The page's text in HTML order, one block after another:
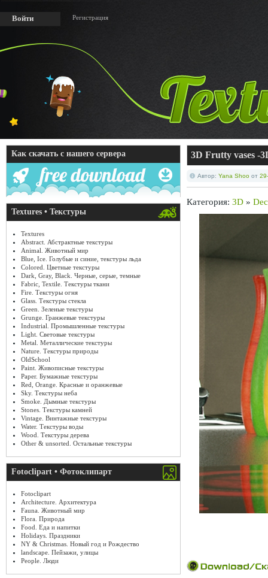
Войти Регистрация
Как скачать с нашего сервера
Textures • Текстуры
Textures
Abstract. Абстрактные текстуры
Animal. Животный мир
Blue, Ice. Голубые и синие, текстуры льда
Colored. Цветные текстуры
Dark, Gray, Black. Черные, серые, темные
Fabric, Textile. Текстуры ткани
Fire. Текстуры огня
Glass. Текстуры стекла
Green. Зеленые текстуры
Grunge. Гранжевые текстуры
Industrial. Промышленные текстуры
Light. Световые текстуры
Metal. Металлические текстуры
Nature. Текстуры природы
OldSchool
Paint. Живописные текстуры
Paper. Бумажные текстуры
Red, Orange. Красные и оранжевые
Sky. Текстуры неба
Smoke. Дымные текстуры
Stones. Текстуры камней
Vintage. Винтажные текстуры
Water. Текстуры воды
Wood. Текстуры дерева
Other & unsorted. Остальные текстуры
Fotoclipart • Фотоклипарт
Fotoclipart
Architecture. Архитектура
Fauna. Животный мир
Flora. Природа
Food. Еда и напитки
Holidays. Праздники
NY & Christmas. Новый год и Рождество
landscape. Пейзажи, улицы
People. Люди
3D Frutty vases -
Автор: Yana Shoo от
Категория: 3D »